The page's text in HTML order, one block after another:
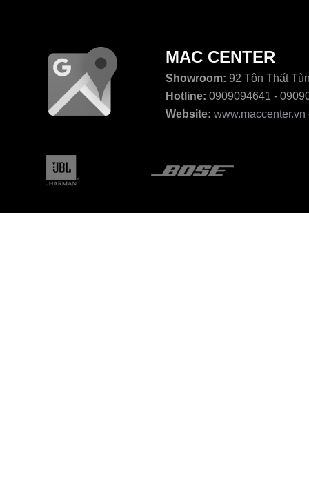
MAC CENTER
Showroom: 92 Tôn Thất
Hotline: 0909094641 -
Website: www.maccenter.vn